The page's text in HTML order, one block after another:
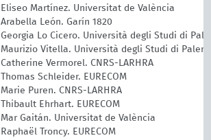
Eliseo Martínez. Universitat de València
Arabella León. Garín 1820
Georgia Lo Cicero. Università degli Studi di
Maurizio Vitella. Università degli Studi di
Catherine Vermorel. CNRS-LARHRA
Thomas Schleider. EURECOM
Marie Puren. CNRS-LARHRA
Thibault Ehrhart. EURECOM
Mar Gaitán. Universitat de València
Raphaël Troncy. EURECOM